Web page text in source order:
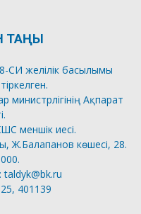
ТАҢЫ
СИ желілік басылымы
министрлігінің Ақпарат
меншік иесі.
Ж.Балапанов көшесі, 28.
401139